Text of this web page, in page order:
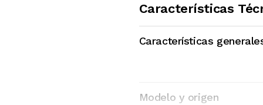
Características
Características
Modelo y origen